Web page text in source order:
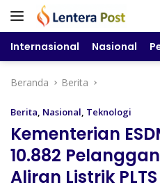
Langsung
Internasional Nasional
Beranda Berita
Berita, Nasional, Teknologi
Kementerian
10.882
Aliran Listrik